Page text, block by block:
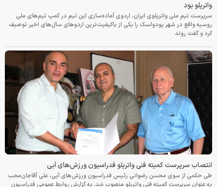
واترپلو بود
سرپرست تیم ملی واترپلوی ایران، اردوی آماده‌سازی این تیم در کمپ تیم‌های ملی
روسیه واقع در شهر پودولسک را یکی از باکیفیت‌ترین اردوهای سال‌های اخیر توصیف
کرد و گفت روند
انتصاب سرپرست کمیته فنی واترپلو فدراسیون ورزش‌های آبی
طی حکمی از سوی محسن رضوانی رئیس فدراسیون ورزش‌های آبی، علی آقاجان‌محب
به عنوان سرپرست کمیته فنی واترپلو منصوب شد. به گزارش روابط عمومی فدراسیون